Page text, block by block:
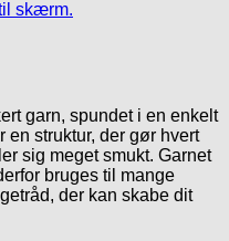
garn, spundet i en enkelt
en struktur, der gør hvert
sig meget smukt. Garnet
bruges til mange
der kan skabe dit